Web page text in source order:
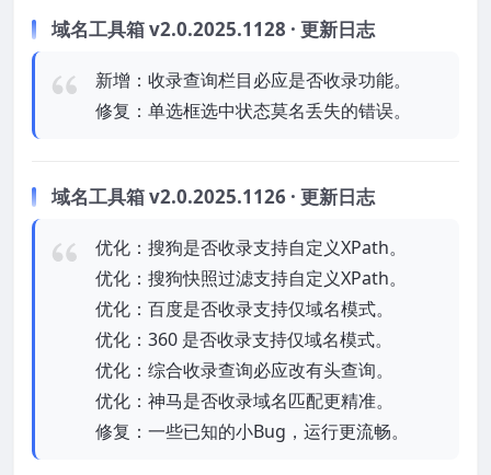
域名工具箱 v2.0.2025.1128 · 更新日志
新增：收录查询栏目必应是否收录功能。
修复：单选框选中状态莫名丢失的错误。
域名工具箱 v2.0.2025.1126 · 更新日志
优化：搜狗是否收录支持自定义XPath。
优化：搜狗快照过滤支持自定义XPath。
优化：百度是否收录支持仅域名模式。
优化：360 是否收录支持仅域名模式。
优化：综合收录查询必应改有头查询。
优化：神马是否收录域名匹配更精准。
修复：一些已知的小Bug，运行更流畅。